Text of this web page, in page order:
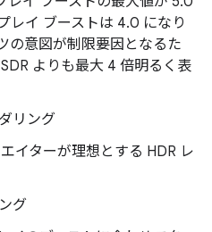
レイ ブーストは 4.0 になり
の意図が制限要因となるた
よりも最大 4 倍明るく表
リング
イターが理想とする HDR レ
グ